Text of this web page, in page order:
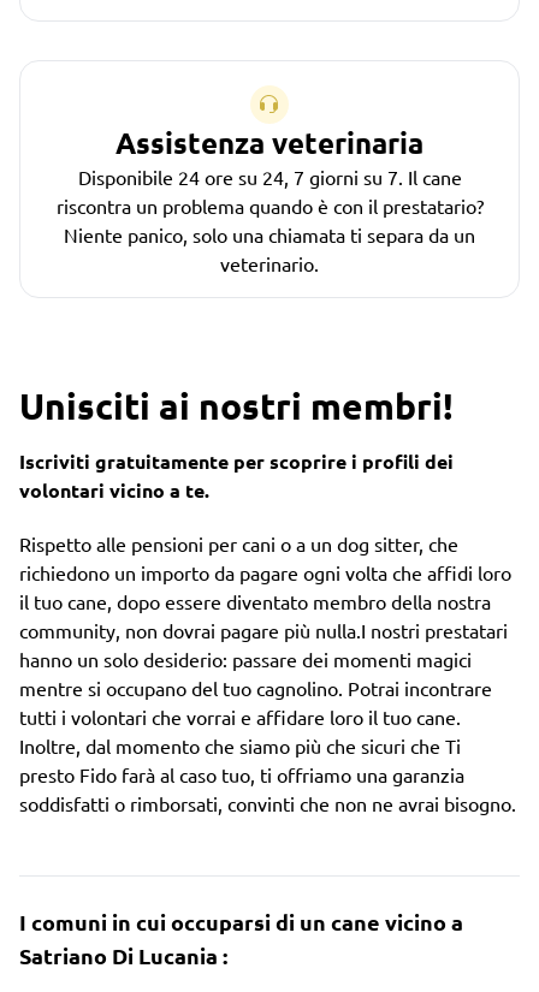
Assistenza veterinaria
Disponibile 24 ore su 24, 7 giorni su 7. Il cane
riscontra un problema quando è con il prestatario?
Niente panico, solo una chiamata ti separa da un
veterinario.
Unisciti ai nostri membri!
Iscriviti gratuitamente per scoprire i profili dei
volontari vicino a te.
Rispetto alle pensioni per cani o a un dog sitter, che
richiedono un importo da pagare ogni volta che affidi loro
il tuo cane, dopo essere diventato membro della nostra
community, non dovrai pagare più nulla.I nostri prestatari
hanno un solo desiderio: passare dei momenti magici
mentre si occupano del tuo cagnolino. Potrai incontrare
tutti i volontari che vorrai e affidare loro il tuo cane.
Inoltre, dal momento che siamo più che sicuri che Ti
presto Fido farà al caso tuo, ti offriamo una garanzia
soddisfatti o rimborsati, convinti che non ne avrai bisogno.
I comuni in cui occuparsi di un cane vicino a
Satriano Di Lucania :